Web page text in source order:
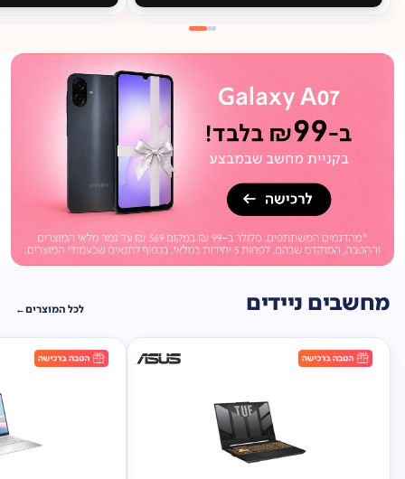
מחשבים ניידים לכל המוצרים